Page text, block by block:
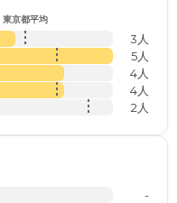
東京都平均
3人
5人
4人
4人
2人
-